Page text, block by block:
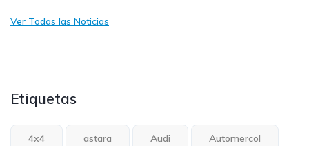
Ver Todas las Noticias
Etiquetas
4x4 astara Audi Automercol